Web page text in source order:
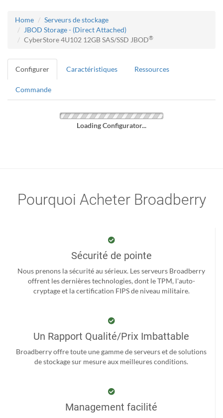
Home
Serveurs de stockage
JBOD Storage - (Direct Attached)
CyberStore 4U102 12GB SAS/SSD JBOD®
Configurer Caractéristiques Ressources
Commande
Loading Configurator...
Pourquoi Acheter Broadberry
Sécurité de pointe
Nous prenons la sécurité au sérieux. Les serveurs Broadberry
offrent les dernières technologies, dont le TPM, l'auto-
cryptage et la certification FIPS de niveau militaire.
Un Rapport Qualité/Prix Imbattable
Broadberry offre toute une gamme de serveurs et de solutions
de stockage sur mesure aux meilleures conditions.
Management facilité